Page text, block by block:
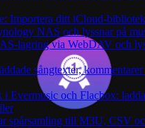
Importera ditt iCloud-
NAS och lyssnar på
lagring via WebDAV och
sångtexter,
i Evermusic och Flacbox:
spårsamling till M3U, CSV